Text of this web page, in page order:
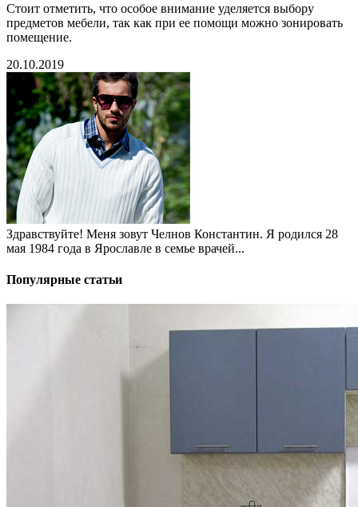
Стоит отметить, что особое внимание уделяется выбору
предметов мебели, так как при ее помощи можно зонировать
помещение.
20.10.2019
Здравствуйте! Меня зовут Челнов Константин. Я родился 28
мая 1984 года в Ярославле в семье врачей...
Популярные статьи